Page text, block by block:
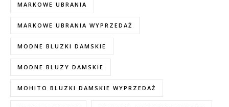
MARKOWE UBRANIA
MARKOWE UBRANIA WYPRZEDAŻ
MODNE BLUZKI DAMSKIE
MODNE BLUZY DAMSKIE
MOHITO BLUZKI DAMSKIE WYPRZEDAŻ